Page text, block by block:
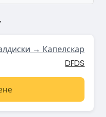
→ Капелскар
DFDS